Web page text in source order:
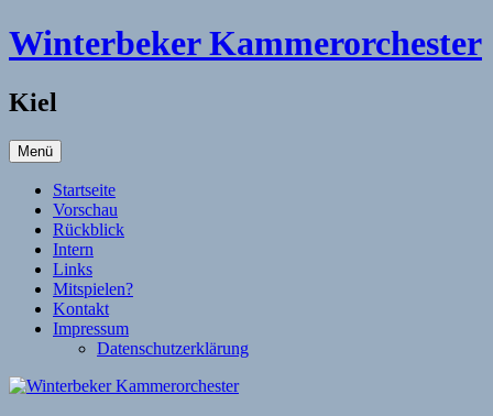
Zum
Inhalt
Winterbeker Kammerorchester
Kiel
Menü
Startseite
Vorschau
Rückblick
Intern
Links
Mitspielen?
Kontakt
Impressum
Datenschutzerklärung